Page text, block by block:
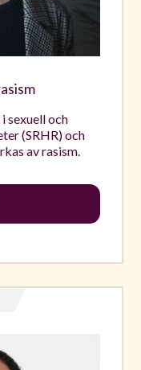
sexuell och
(SRHR) och
av rasism.